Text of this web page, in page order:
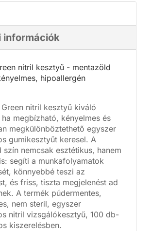
információk
nitril kesztyű - mentazöld
hipoallergén
nitril kesztyű kiváló
megbízható, kényelmes és
megkülönböztethető egyszer
gumikesztyűt keresel. A
szín nemcsak esztétikus, hanem
segíti a munkafolyamatok
könnyebbé teszi az
és friss, tiszta megjelenést ad
A termék púdermentes,
nem steril, egyszer
nitril vizsgálókesztyű, 100 db-
kiszerelésben.